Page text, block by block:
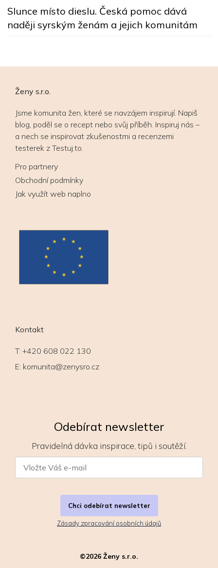
Slunce místo dieslu. Česká pomoc dává
naději syrským ženám a jejich komunitám
Ženy s.r.o.
Jsme komunita žen, které se navzájem inspirují. Napiš
blog, poděl se o recept nebo svůj příběh. Inspiruj nás –
a nech se inspirovat zkušenostmi a recenzemi
testerek z Testuj.to.
Pro partnery
Obchodní podmínky
Jak využít web naplno
Kontakt
T: +420 608 022 130
E: komunita@zenysro.cz
Odebírat newsletter
Pravidelná dávka inspirace, tipů i soutěží.
Chci odebírat newsletter
Zásady zpracování osobních údajů
©2026 Ženy s.r.o.